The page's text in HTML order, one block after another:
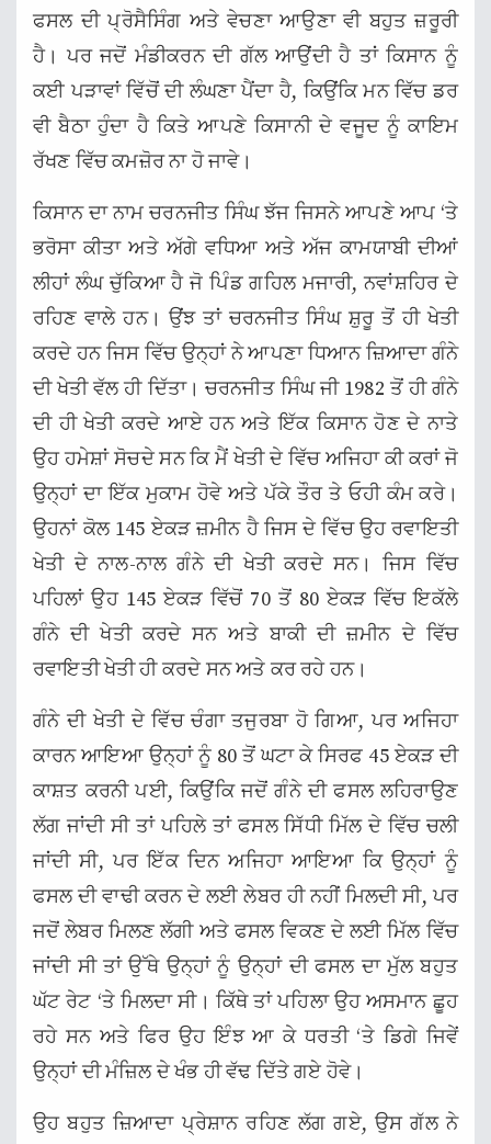
ਫਸਲ ਦੀ ਪ੍ਰੋਸੈਸਿੰਗ ਅਤੇ ਵੇਚਣਾ ਆਉਣਾ ਵੀ ਬਹੁਤ ਜ਼ਰੂਰੀ
ਹੈ। ਪਰ ਜਦੋਂ ਮੰਡੀਕਰਨ ਦੀ ਗੱਲ ਆਉਂਦੀ ਹੈ ਤਾਂ ਕਿਸਾਨ ਨੂੰ
ਕਈ ਪੜਾਵਾਂ ਵਿੱਚੋਂ ਦੀ ਲੰਘਣਾ ਪੈਂਦਾ ਹੈ, ਕਿਉਂਕਿ ਮਨ ਵਿੱਚ ਡਰ
ਵੀ ਬੈਠਾ ਹੁੰਦਾ ਹੈ ਕਿਤੇ ਆਪਣੇ ਕਿਸਾਨੀ ਦੇ ਵਜੂਦ ਨੂੰ ਕਾਇਮ
ਰੱਖਣ ਵਿੱਚ ਕਮਜ਼ੋਰ ਨਾ ਹੋ ਜਾਵੇ।
ਕਿਸਾਨ ਦਾ ਨਾਮ ਚਰਨਜੀਤ ਸਿੰਘ ਝੱਜ ਜਿਸਨੇ ਆਪਣੇ ਆਪ ‘ਤੇ
ਭਰੋਸਾ ਕੀਤਾ ਅਤੇ ਅੱਗੇ ਵਧਿਆ ਅਤੇ ਅੱਜ ਕਾਮਯਾਬੀ ਦੀਆਂ
ਲੀਹਾਂ ਲੰਘ ਚੁੱਕਿਆ ਹੈ ਜੋ ਪਿੰਡ ਗਹਿਲ ਮਜਾਰੀ, ਨਵਾਂਸ਼ਹਿਰ ਦੇ
ਰਹਿਣ ਵਾਲੇ ਹਨ। ਉਂਝ ਤਾਂ ਚਰਨਜੀਤ ਸਿੰਘ ਸ਼ੁਰੂ ਤੋਂ ਹੀ ਖੇਤੀ
ਕਰਦੇ ਹਨ ਜਿਸ ਵਿੱਚ ਉਨ੍ਹਾਂ ਨੇ ਆਪਣਾ ਧਿਆਨ ਜ਼ਿਆਦਾ ਗੰਨੇ
ਦੀ ਖੇਤੀ ਵੱਲ ਹੀ ਦਿੱਤਾ। ਚਰਨਜੀਤ ਸਿੰਘ ਜੀ 1982 ਤੋਂ ਹੀ ਗੰਨੇ
ਦੀ ਹੀ ਖੇਤੀ ਕਰਦੇ ਆਏ ਹਨ ਅਤੇ ਇੱਕ ਕਿਸਾਨ ਹੋਣ ਦੇ ਨਾਤੇ
ਉਹ ਹਮੇਸ਼ਾਂ ਸੋਚਦੇ ਸਨ ਕਿ ਮੈਂ ਖੇਤੀ ਦੇ ਵਿੱਚ ਅਜਿਹਾ ਕੀ ਕਰਾਂ ਜੋ
ਉਨ੍ਹਾਂ ਦਾ ਇੱਕ ਮੁਕਾਮ ਹੋਵੇ ਅਤੇ ਪੱਕੇ ਤੌਰ ਤੇ ਓਹੀ ਕੰਮ ਕਰੇ।
ਉਹਨਾਂ ਕੋਲ 145 ਏਕੜ ਜ਼ਮੀਨ ਹੈ ਜਿਸ ਦੇ ਵਿੱਚ ਉਹ ਰਵਾਇਤੀ
ਖੇਤੀ ਦੇ ਨਾਲ-ਨਾਲ ਗੰਨੇ ਦੀ ਖੇਤੀ ਕਰਦੇ ਸਨ। ਜਿਸ ਵਿੱਚ
ਪਹਿਲਾਂ ਉਹ 145 ਏਕੜ ਵਿੱਚੋਂ 70 ਤੋਂ 80 ਏਕੜ ਵਿੱਚ ਇਕੱਲੇ
ਗੰਨੇ ਦੀ ਖੇਤੀ ਕਰਦੇ ਸਨ ਅਤੇ ਬਾਕੀ ਦੀ ਜ਼ਮੀਨ ਦੇ ਵਿੱਚ
ਰਵਾਇਤੀ ਖੇਤੀ ਹੀ ਕਰਦੇ ਸਨ ਅਤੇ ਕਰ ਰਹੇ ਹਨ।
ਗੰਨੇ ਦੀ ਖੇਤੀ ਦੇ ਵਿੱਚ ਚੰਗਾ ਤਜੁਰਬਾ ਹੋ ਗਿਆ, ਪਰ ਅਜਿਹਾ
ਕਾਰਨ ਆਇਆ ਉਨ੍ਹਾਂ ਨੂੰ 80 ਤੋਂ ਘਟਾ ਕੇ ਸਿਰਫ 45 ਏਕੜ ਦੀ
ਕਾਸ਼ਤ ਕਰਨੀ ਪਈ, ਕਿਉਂਕਿ ਜਦੋਂ ਗੰਨੇ ਦੀ ਫਸਲ ਲਹਿਰਾਉਣ
ਲੱਗ ਜਾਂਦੀ ਸੀ ਤਾਂ ਪਹਿਲੇ ਤਾਂ ਫਸਲ ਸਿੱਧੀ ਮਿੱਲ ਦੇ ਵਿੱਚ ਚਲੀ
ਜਾਂਦੀ ਸੀ, ਪਰ ਇੱਕ ਦਿਨ ਅਜਿਹਾ ਆਇਆ ਕਿ ਉਨ੍ਹਾਂ ਨੂੰ
ਫਸਲ ਦੀ ਵਾਢੀ ਕਰਨ ਦੇ ਲਈ ਲੇਬਰ ਹੀ ਨਹੀਂ ਮਿਲਦੀ ਸੀ, ਪਰ
ਜਦੋਂ ਲੇਬਰ ਮਿਲਣ ਲੱਗੀ ਅਤੇ ਫਸਲ ਵਿਕਣ ਦੇ ਲਈ ਮਿੱਲ ਵਿੱਚ
ਜਾਂਦੀ ਸੀ ਤਾਂ ਉੱਥੇ ਉਨ੍ਹਾਂ ਨੂੰ ਉਨ੍ਹਾਂ ਦੀ ਫਸਲ ਦਾ ਮੁੱਲ ਬਹੁਤ
ਘੱਟ ਰੇਟ ‘ਤੇ ਮਿਲਦਾ ਸੀ। ਕਿੱਥੇ ਤਾਂ ਪਹਿਲਾ ਉਹ ਅਸਮਾਨ ਛੂਹ
ਰਹੇ ਸਨ ਅਤੇ ਫਿਰ ਉਹ ਇੰਝ ਆ ਕੇ ਧਰਤੀ ‘ਤੇ ਡਿਗੇ ਜਿਵੇਂ
ਉਨ੍ਹਾਂ ਦੀ ਮੰਜ਼ਿਲ ਦੇ ਖੰਭ ਹੀ ਵੱਢ ਦਿੱਤੇ ਗਏ ਹੋਵੇ।
ਉਹ ਬਹੁਤ ਜ਼ਿਆਦਾ ਪ੍ਰੇਸ਼ਾਨ ਰਹਿਣ ਲੱਗ ਗਏ, ਉਸ ਗੱਲ ਨੇ